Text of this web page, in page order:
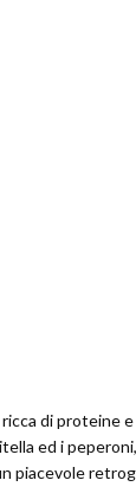
di proteine
ed i
piacevole